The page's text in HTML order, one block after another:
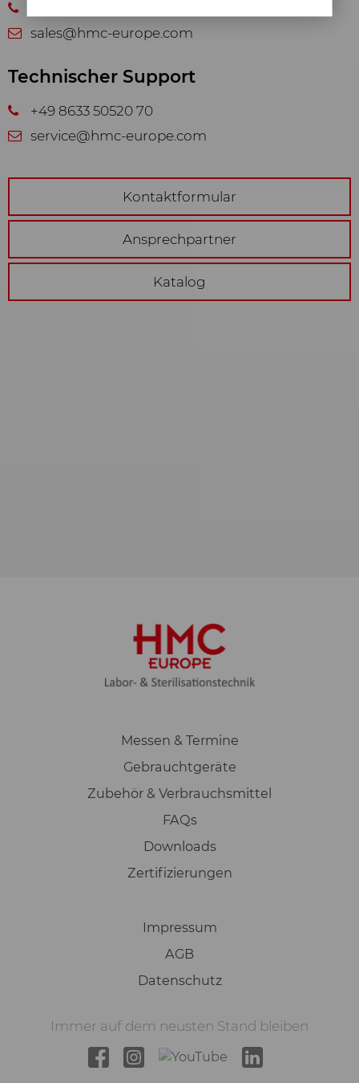
Grundfunktionalitäten, wie die
richtige Darstellung in Ihrem
Ihrer Zustimmung. Ohne diese
Web-Technologien und Cookies
Analyse & Statistik
Wir möchten Nutzerfreundlichkeit
und Leistungsfähigkeit unserer
Webseiten ständig verbessern. Aus
diesem Grund nutzen wir Analyse-
Technologien (auch Cookies), die
Nutzungsverhaltens ausgewählt
und angezeigt: YouTube Video
sales@hmc-europe.com
Technischer Support
+49 8633 50520 70
service@hmc-europe.com
Kontaktformular
Ansprechpartner
Katalog
Messen & Termine
Gebrauchtgeräte
Zubehör & Verbrauchsmittel
FAQs
Downloads
Zertifizierungen
Impressum
AGB
Datenschutz
Immer auf dem neusten Stand bleiben